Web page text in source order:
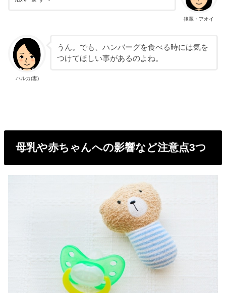
後輩・アオイ
ハルカ(妻)
うん。でも、ハンバーグを食べる時には気を
つけてほしい事があるのよね。
母乳や赤ちゃんへの影響など注意点3つ